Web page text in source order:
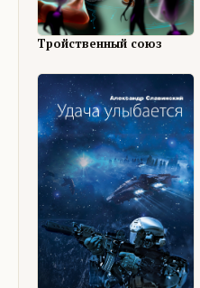
Тройственный союз